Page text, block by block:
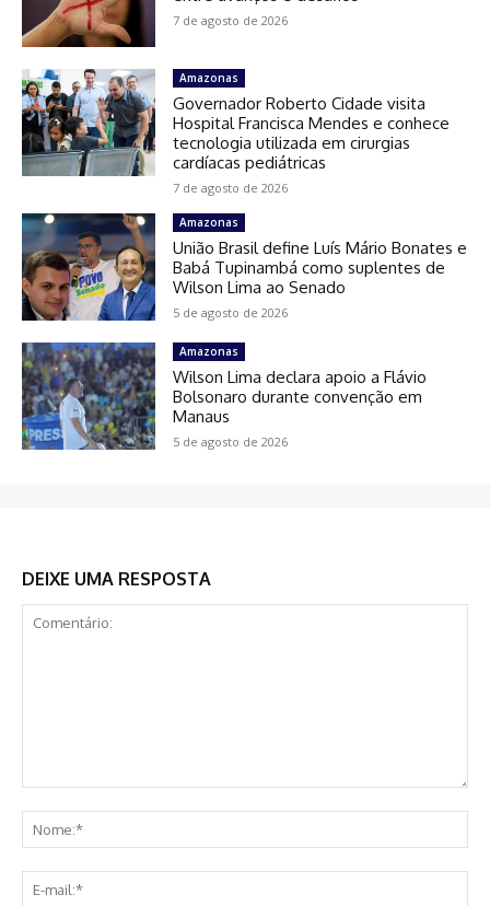
7 de agosto de 2026
Amazonas
Governador Roberto Cidade visita
Hospital Francisca Mendes e conhece
tecnologia utilizada em cirurgias
cardíacas pediátricas
7 de agosto de 2026
Amazonas
União Brasil define Luís Mário Bonates e
Babá Tupinambá como suplentes de
Wilson Lima ao Senado
5 de agosto de 2026
Amazonas
Wilson Lima declara apoio a Flávio
Bolsonaro durante convenção em
Manaus
5 de agosto de 2026
DEIXE UMA RESPOSTA